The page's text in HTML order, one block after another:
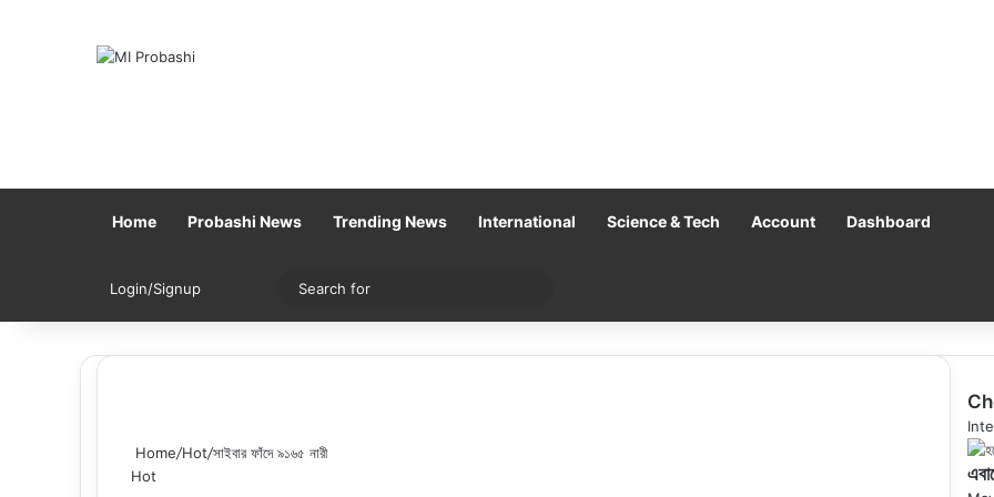
Home Probashi News Trending News International Science & Tech Account Dashboard
Login/Signup Switch skin
for
Home/Hot/সাইবার ফাঁদে ৯১৬৫ নারী
Hot